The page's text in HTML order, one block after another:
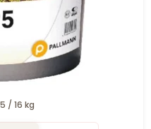
/ 16 kg